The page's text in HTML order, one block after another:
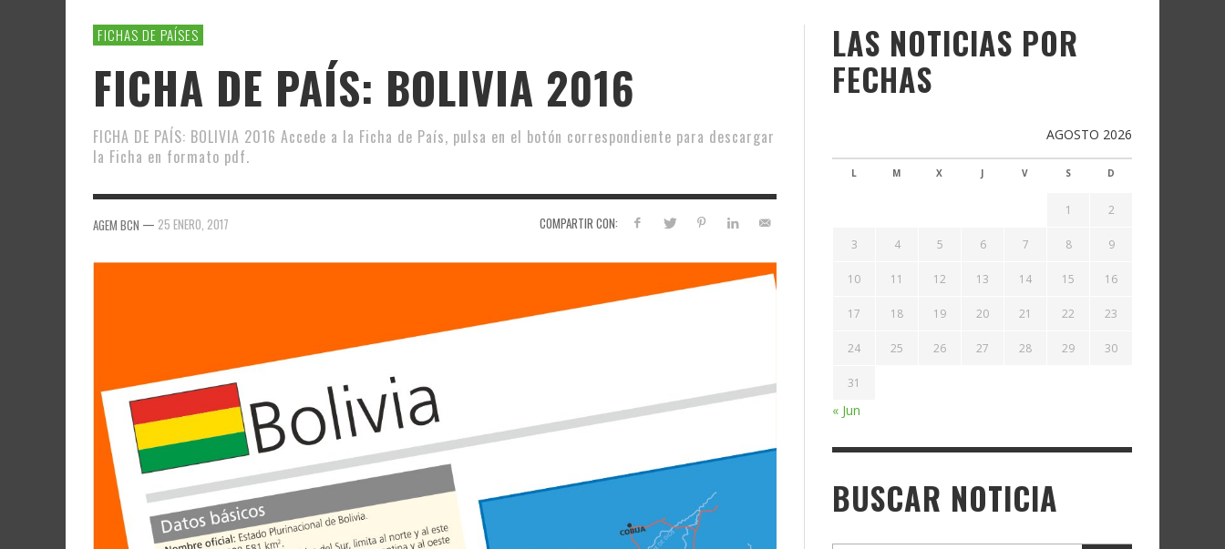
FICHAS DE PAÍSES
FICHA DE PAÍS: BOLIVIA 2016
FICHA DE PAÍS: BOLIVIA 2016 Accede a la Ficha de País, pulsa en el botón correspondiente para descargar
la Ficha en formato pdf.
COMPARTIR CON:
AGEM BCN — 25 ENERO, 2017
LAS NOTICIAS POR
FECHAS
AGOSTO 2026
L M X J V S D
1 2
3 4 5 6 7 8 9
10 11 12 13 14 15 16
17 18 19 20 21 22 23
24 25 26 27 28 29 30
31
« Jun
BUSCAR NOTICIA